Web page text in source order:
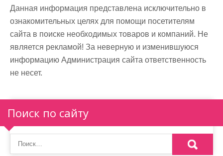
Данная информация представлена исключительно в
ознакомительных целях для помощи посетителям
сайта в поиске необходимых товаров и компаний. Не
является рекламой! За неверную и изменившуюся
информацию Администрация сайта ответственность
не несет.
Поиск по сайту